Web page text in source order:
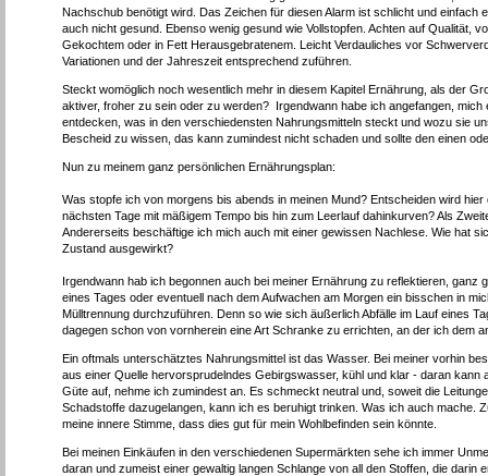
Nachschub benötigt wird. Das Zeichen für diesen Alarm ist schlicht und
auch nicht gesund. Ebenso wenig gesund wie Vollstopfen. Achten auf Qualität,
Gekochtem oder in Fett Herausgebratenem. Leicht Verdauliches vor
Variationen und der Jahreszeit entsprechend zuführen.
Steckt womöglich noch wesentlich mehr in diesem Kapitel Ernährung, als der
aktiver, froher zu sein oder zu werden? Irgendwann habe ich angefangen,
entdecken, was in den verschiedensten Nahrungsmitteln steckt und wozu sie
Bescheid zu wissen, das kann zumindest nicht schaden und sollte den einen
Nun zu meinem ganz persönlichen Ernährungsplan:
Was stopfe ich von morgens bis abends in meinen Mund? Entscheiden wird
nächsten Tage mit mäßigem Tempo bis hin zum Leerlauf dahinkurven? Als
Andererseits beschäftige ich mich auch mit einer gewissen Nachlese. Wie hat
Zustand ausgewirkt?
Irgendwann hab ich begonnen auch bei meiner Ernährung zu reflektieren, ganz
eines Tages oder eventuell nach dem Aufwachen am Morgen ein bisschen in
Mülltrennung durchzuführen. Denn so wie sich äußerlich Abfälle im Lauf eines
dagegen schon von vornherein eine Art Schranke zu errichten, an der ich dem
Ein oftmals unterschätztes Nahrungsmittel ist das Wasser. Bei meiner vorhin
aus einer Quelle hervorsprudelndes Gebirgswasser, kühl und klar - daran
Güte auf, nehme ich zumindest an. Es schmeckt neutral und, soweit die
Schadstoffe dazugelangen, kann ich es beruhigt trinken. Was ich auch mache.
meine innere Stimme, dass dies gut für mein Wohlbefinden sein könnte.
Bei meinen Einkäufen in den verschiedenen Supermärkten sehe ich immer
daran und zumeist einer gewaltig langen Schlange von all den Stoffen, die